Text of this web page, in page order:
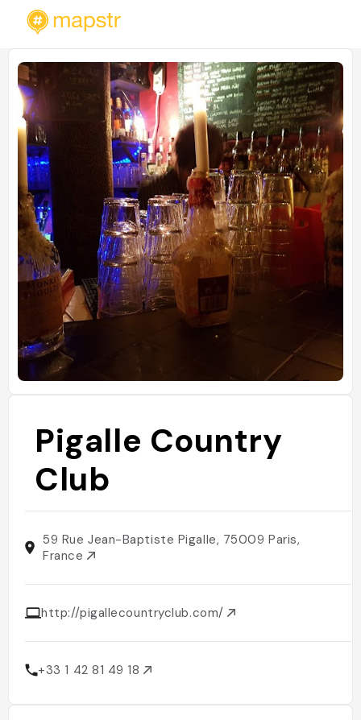
Pigalle Country
Club
59 Rue Jean-Baptiste Pigalle, 75009 Paris,
France
http://pigallecountryclub.com/
+33 1 42 81 49 18